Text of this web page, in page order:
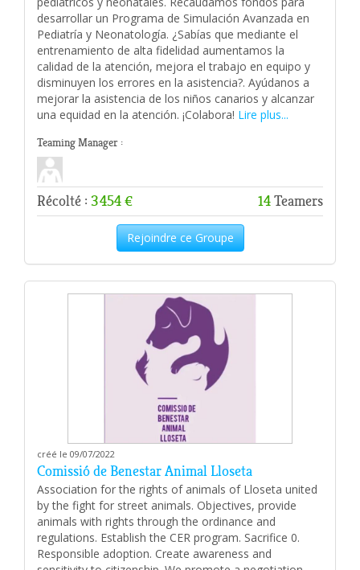
desarrollar un Programa de Simulación Avanzada en
Pediatría y Neonatología. ¿Sabías que mediante el
entrenamiento de alta fidelidad aumentamos la
calidad de la atención, mejora el trabajo en equipo y
disminuyen los errores en la asistencia?. Ayúdanos a
mejorar la asistencia de los niños canarios y alcanzar
una equidad en la atención. ¡Colabora! Lire plus...
Teaming Manager :
Récolté : 3 454 € 14Teamers
Rejoindre ce Groupe
créé le 09/07/2022
Comissió de Benestar Animal Lloseta
Association for the rights of animals of Lloseta united
by the fight for street animals. Objectives, provide
animals with rights through the ordinance and
regulations. Establish the CER program. Sacrifice 0.
Responsible adoption. Create awareness and